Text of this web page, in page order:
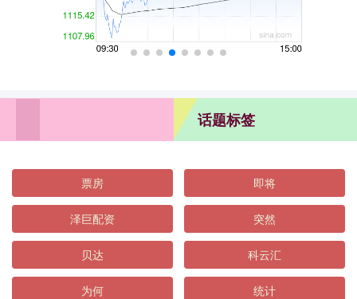
话题标签
票房 即将
泽巨配资 突然
贝达 科云汇
为何 统计